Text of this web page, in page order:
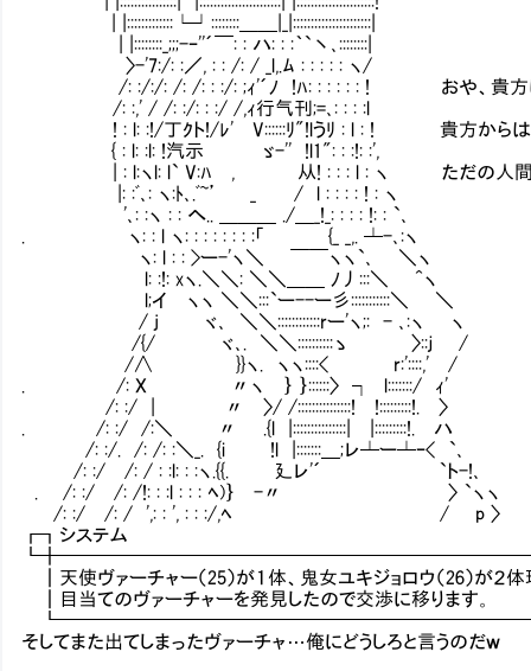
| |:::::::::::::└┘::::::::＿＿|_|::::::::::::::::::::::|
| |::::::::_;;;-ｰ''´￣: : ハ: : :｀`丶､::::::::|
〉-'7:/: :／, : : /: / _l,.ﾑ : : : : : ヽ/
/: :/:/: /: /: : :/: ;ｨ'´ﾉ !ﾊ: : : : : : ! おや、貴方
/: :,' / /: :/: : :/ /,ｨ行气刊;=､: : : :l
! : l: :!/丁ｸト!/ﾚ' V::::::ﾘ"!lうﾘ : l : ! 貴方からは天使
{ : l: :l: !汽示 ゞ-'' !l1": : :!: :',
| : l:ヽl: l` V:ﾊ , 从! : : : l : ヽ ただの人間では
|: :ﾞ､: ヽ:ﾄ､.ﾞ~’ _ / l : : : : ! : ヽ
'､: :ヽ : : へ.. ＿＿＿ ./＿_!_: : : : !: : `､
. ヽ: : l ヽ: : : : : : : :「 {_ _,. ┴-､:ヽ
ヽ: l : : >ー-'ヽ＼ ￣￣ヽヽ`､ ＼ヽ
l: :!: xヽ.＼＼: ＼＼＿＿ ﾉ丿:::＼ ^ヽ
l;イ ヽヽ ＼＼:::`ー--ー彡:::::::::::＼ ＼
/ j ヾ､ ＼＼::::::::::::rー'ヽ;: - ､:ヽ ヽ
/{/ ヾ､. ＼＼::::::::::ゝ 〉::ｊ /
/∧ }}ヽ. ヽヽ::::< r:'::::,' /
. /: X 〃ヽ ｝ ｝::::::〉 ┐ l:::::::/ ｨ'
/: :/ | 〃 〉/ /:::::::::::::::! !:::::::::!. 〉
. /: :/ /:＼ 〃 .{l |:::::::::::::::| |:::::::::!. ハ
/: :/. /: /: :＼_. {i !l |:::::::＿;レ┴ー┴ｰ< `､
/: :/ /: / : :l: : :ヽ.{{. 廴レ'´ `ト-!､
. /: :/ /: /!: : :l : : : ﾍ)｝ -〃 〉 `ヽヽ
/: :/ /: / ',: : ', : : :/,ﾍ / p 〉
┏┓システ
┃天使ヴァーチャー（25）が１体、鬼女ユキジョロウ（26）が２
┃目当てのヴァーチャーを発見したので交渉に移ります。
そしてまた出てしまったヴァーチャ…俺にどうしろと言うのだｗ